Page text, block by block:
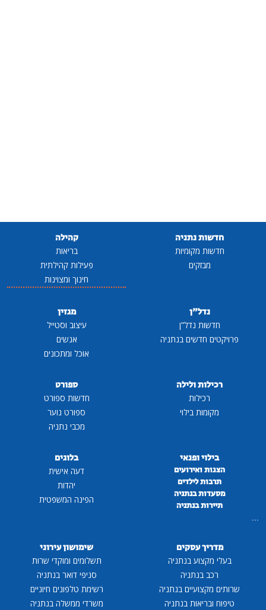
חדשות נתניה
חדשות מקומיות
מבזקים
קהילה
בריאות
פעילות קהילתית
חינוך ומצוינות
נדל"ן
חדשות נדל"ן
פרויקטים חדשים בנתניה
מגזין
עיצוב וסטייל
אנשים
אוכל ומתכונים
רכילות ולילה
רכילות
מקומות בילוי
ספורט
חדשות ספורט
ספורט נוער
מכבי נתניה
בילוי ופנאי
הצגות ואירועים
תרבות לילדים
מסעדות בנתניה
תיירות בנתניה
בלוגים
דעה אישית
יהדות
הפינה המשפטית
מדריך עסקים
בעלי מקצוע בנתניה
רכב בנתניה
שרותים מקצועיים בנתניה
טיפוח ובריאות בנתניה
שימושון עירוני
תשלומים ומוקדי שרות
סניפי דואר בנתניה
רשימת טלפונים חיוניים
משרדי ממשלה בנתניה